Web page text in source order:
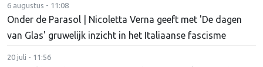
6 augustus - 11:08
Onder de Parasol | Nicoletta Verna geeft met 'De dagen
van Glas' gruwelijk inzicht in het Italiaanse fascisme
20 juli - 11:56